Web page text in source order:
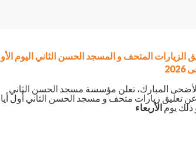
الزيارات المتحف و المسجد الحسن الثاني اليوم
المبارك، تعلن مؤسسة مسجد الحسن الثاني
عن تعليق زيارات متحف و مسجد الحسن الثاني أول
ذلك يومالأربعاء